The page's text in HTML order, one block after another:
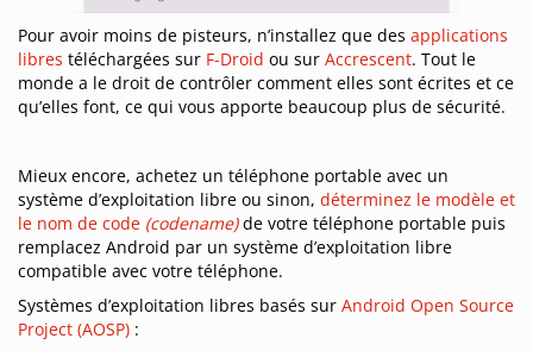
Pour avoir moins de pisteurs, n’installez que des applications
libres téléchargées sur F-Droid ou sur Accrescent. Tout le
monde a le droit de contrôler comment elles sont écrites et ce
qu’elles font, ce qui vous apporte beaucoup plus de sécurité.
Mieux encore, achetez un téléphone portable avec un
système d’exploitation libre ou sinon, déterminez le modèle et
le nom de code (codename)de votre téléphone portable puis
remplacez Android par un système d’exploitation libre
compatible avec votre téléphone.
Systèmes d’exploitation libres basés sur Android Open Source
Project (AOSP) :